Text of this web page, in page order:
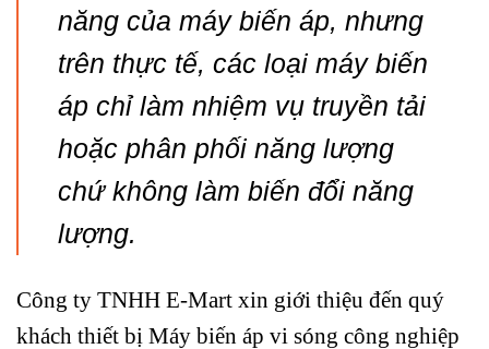
năng của máy biến áp, nhưng
trên thực tế, các loại máy biến
áp chỉ làm nhiệm vụ truyền tải
hoặc phân phối năng lượng
chứ không làm biến đổi năng
lượng.
Công ty TNHH E-Mart xin giới thiệu đến quý
khách thiết bị Máy biến áp vi sóng công nghiệp